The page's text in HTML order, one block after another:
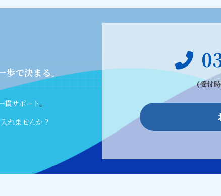
歩で決まる。
貫サポート。
れませんか？
(受付